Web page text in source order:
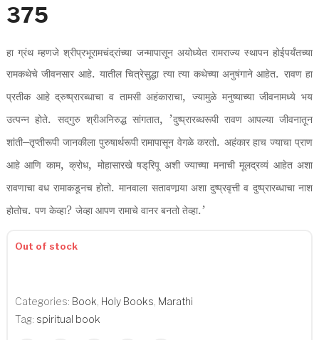
375
हा ग्रंथ म्हणजे श्रीप्रभूरामचंद्रांच्या जन्मापासून अयोध्येत रामराज्य स्थापन होईपर्यंतच्या
रामकथेचे जीवनसार आहे.यातील चित्रेसुद्धा त्या त्या कथेच्या अनुषंगाने आहेत. रावण हा
प्रतीक आहे द्रुष्प्रारब्धाचा व तामसी अहंकाराचा,ज्यामुळे मनुष्याच्या जीवनामध्ये भय
उत्पन्न होते. सद्‌गुरु श्रीअनिरुद्ध सांगतात, ’दुष्प्रारब्धरूपी रावण आपल्या जीवनातून
शांती–तृप्तीरूपी जानकीला पुरुषार्थरूपी रामापासून वेगळे करतो. अहंकार हाच ज्याचा प्राण
आहे आणि काम,क्रोध, मोहासारखे षड्‌रिपू अशी ज्याच्या मनाची मूलद्रव्यं आहेत अशा
रावणाचा वध रामाकडूनच होतो.मानवाला सतावणार्‍या अशा दुष्प्रवृत्ती व दुष्प्रारब्धाचा नाश
होतोच. पण केव्हा? जेव्हा आपण रामाचे वानर बनतो तेव्हा.’
Out of stock
Categories: Book Holy Books Marathi
Tag: spiritual book